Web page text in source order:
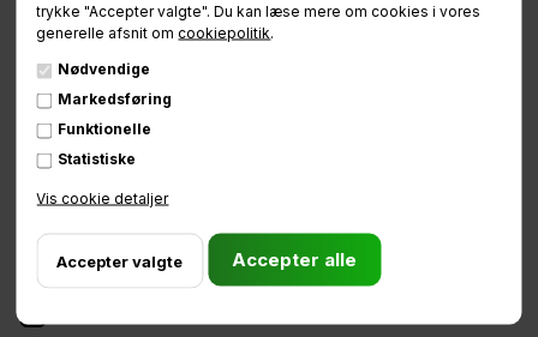
trykke "Accepter valgte". Du kan læse mere om cookies i vores
generelle afsnit omcookiepolitik.
Nødvendige
Markedsføring
Funktionelle
Statistiske
Vis cookie detaljer
Fjeldhammervej 6, 2610 Rødovre
E-mail:info@babboe.dk